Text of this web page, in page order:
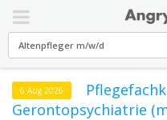
6 Aug 2026
Gerontopsychiatrie